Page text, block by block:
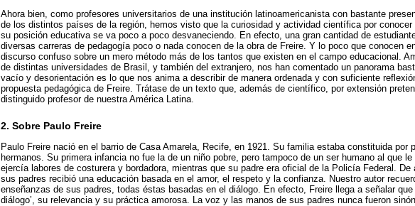
Ahora bien, como profesores universitarios de una institución latinoamericanista con bastante
de los distintos países de la región, hemos visto que la curiosidad y actividad científica por conocer
su posición educativa se va poco a poco desvaneciendo. En efecto, una gran cantidad de
diversas carreras de pedagogía poco o nada conocen de la obra de Freire. Y lo poco que conocen
discurso confuso sobre un mero método más de los tantos que existen en el campo educacional.
de distintas universidades de Brasil, y también del extranjero, nos han comentado un panorama
vacío y desorientación es lo que nos anima a describir de manera ordenada y con suficiente
propuesta pedagógica de Freire. Trátase de un texto que, además de científico, por extensión
distinguido profesor de nuestra América Latina.
2. Sobre Paulo Freire
Paulo Freire nació en el barrio de Casa Amarela, Recife, en 1921. Su familia estaba constituida por
hermanos. Su primera infancia no fue la de un niño pobre, pero tampoco de un ser humano al que
ejercía labores de costurera y bordadora, mientras que su padre era oficial de la Policía Federal. De
sus padres recibió una educación basada en el amor, el respeto y la confianza. Nuestro autor
enseñanzas de sus padres, todas éstas basadas en el diálogo. En efecto, Freire llega a señalar que
diálogo’, su relevancia y su práctica amorosa. La voz y las manos de sus padres nunca fueron